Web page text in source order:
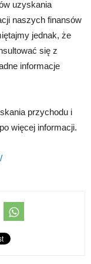
uzyskania
naszych finansów
jednak, że
się z
informacje
przychodu i
więcej informacji.